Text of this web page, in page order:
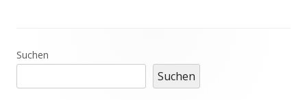
Haupt-
Seitenleiste
Suchen
Suchen